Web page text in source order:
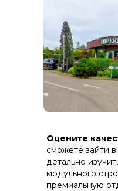
Оцените
сможете зайти
детально
модульного
премиальную
(дерево-полимерный
скрытом крепеже.